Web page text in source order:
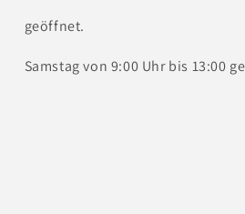
geöffnet.
Samstag von 9:00 Uhr bis 13:00